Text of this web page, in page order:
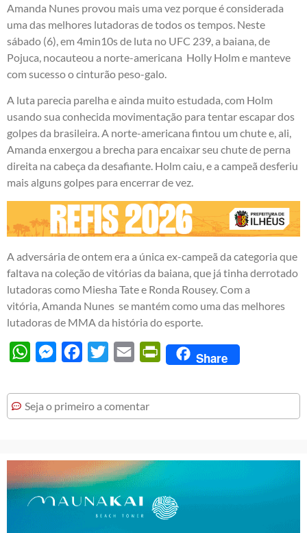
Amanda Nunes provou mais uma vez porque é considerada
uma das melhores lutadoras de todos os tempos. Neste
sábado (6), em 4min10s de luta no UFC 239, a baiana, de
Pojuca, nocauteou a norte-americana Holly Holm e manteve
com sucesso o cinturão peso-galo.
A luta parecia parelha e ainda muito estudada, com Holm
usando sua conhecida movimentação para tentar escapar dos
golpes da brasileira. A norte-americana fintou um chute e, ali,
Amanda enxergou a brecha para encaixar seu chute de perna
direita na cabeça da desafiante. Holm caiu, e a campeã desferiu
mais alguns golpes para encerrar de vez.
A adversária de ontem era a única ex-campeã da categoria que
faltava na coleção de vitórias da baiana, que já tinha derrotado
lutadoras como Miesha Tate e Ronda Rousey. Com a
vitória, Amanda Nunes se mantém como uma das melhores
lutadoras de MMA da história do esporte.
WhatsAppMessengerFacebook
Twitter Email PrintFriendly
Share
Seja o primeiro a comentar